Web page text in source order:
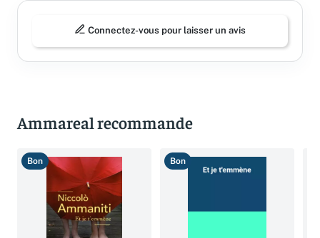
Connectez-vous pour laisser un avis
Ammareal recommande
Bon Bon